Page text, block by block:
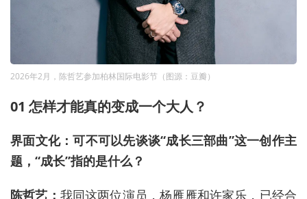
2026年2月，陈哲艺参加柏林国际电影节（图源：豆瓣）
01 怎样才能真的变成一个大人？
界面文化：可不可以先谈谈“成长三部曲”这一创作主
题，“成长”指的是什么？
陈哲艺： 我同这两位演员，杨雁雁和许家乐，已经合